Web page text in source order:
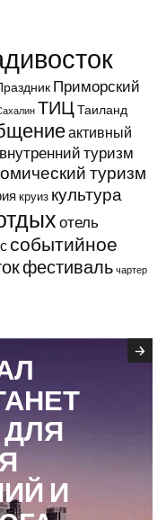
Приморский
ТИЦТаиланд
активный
внутренний туризм
туризм
круиз культура
отель
событийное
фестиваль чартер
И